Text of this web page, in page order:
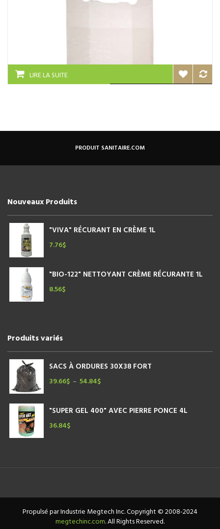
LIRE LA SUITE
PRODUIT SANITAIRE.COM
Nouveaux Produits
"VIVA" RÉCURANT EN CRÈME 1L
7.76$
"BIO-122" NETTOYANT CRÈME RÉCURANTE 1L
8.56$
Produits variés
SACS À ORDURES 30X38 FORT
39.66$ – 54.84$Plage
39.66$
"SUPER GEL 400" AVEC PIERRE PONCE 4L
36.84$
Propulsé par Industrie Megtech Inc. Copyright © 2008-2024
megtechinc.com. All Rights Reserved.